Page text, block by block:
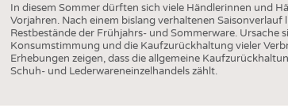
In diesem Sommer dürften sich viele Händlerinnen und
Vorjahren. Nach einem bislang verhaltenen
Restbestände der Frühjahrs- und Sommerware. Ursache
Konsumstimmung und die Kaufzurückhaltung vieler
Erhebungen zeigen, dass die allgemeine
Schuh- und Lederwareneinzelhandels zählt.